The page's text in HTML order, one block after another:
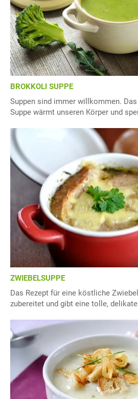
BROKKOLI SUPPE
Suppen sind immer willkommen.
Suppe wärmt unseren Körper und
ZWIEBELSUPPE
Das Rezept für eine köstliche
zubereitet und gibt eine tolle,